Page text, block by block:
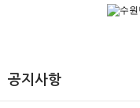
공지사항